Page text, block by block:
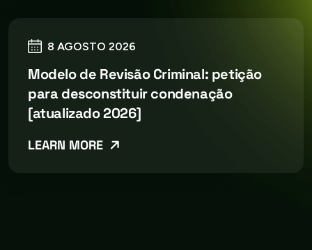
8 AGOSTO 2026
Modelo de Revisão Criminal: petição
para desconstituir condenação
[atualizado 2026]
LEARN MORE